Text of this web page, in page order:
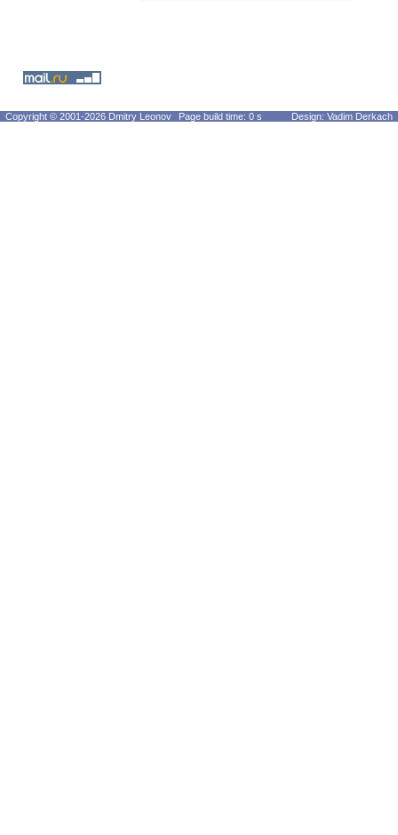
Copyright © 2001-2026 Dmitry Leonov Page build time: 0 s Design: Vadim Derkach